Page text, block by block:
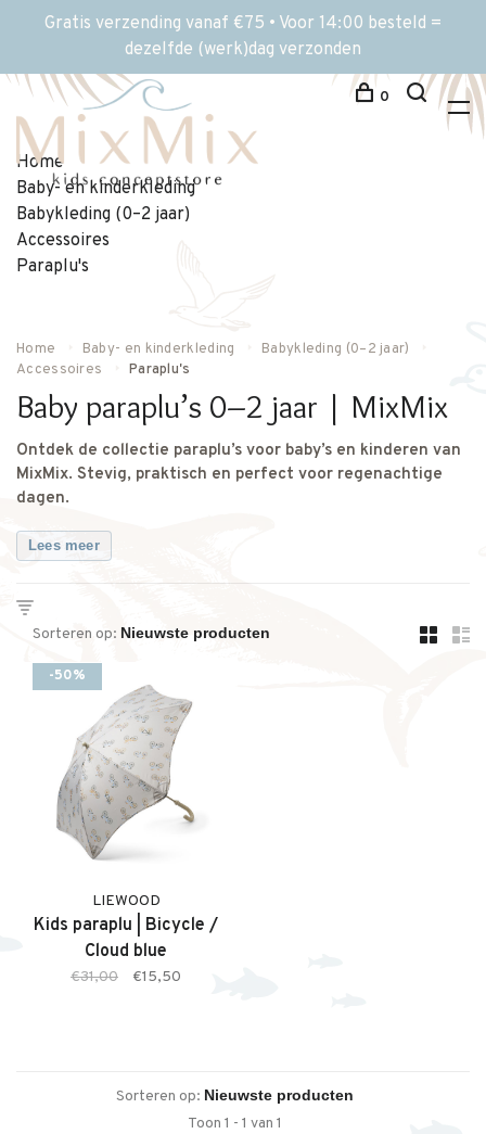
Gratis verzending vanaf €75 • Voor 14:00 besteld =
dezelfde (werk)dag verzonden
0
Home
Baby- en kinderkleding
Babykleding (0–2 jaar)
Accessoires
Paraplu's
Home Baby- en kinderkleding
Babykleding (0–2 jaar)
Accessoires
Paraplu's
Baby paraplu’s 0–2 jaar | MixMix
Ontdek de collectie paraplu’s voor baby’s en kinderen van
MixMix. Stevig, praktisch en perfect voor regenachtige
dagen.
Lees meer
Sorteren op:
-50%
LIEWOOD
Kids paraplu | Bicycle /
Cloud blue
€31,00 €15,50
Sorteren op:
Toon 1 - 1 van 1